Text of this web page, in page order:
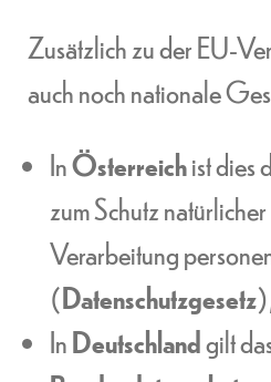
Zusätzlich zu der EU-
auch noch nationale
InÖsterreichist dies
zum Schutz
Verarbeitung
(Datenschutzgesetz
InDeutschlandgilt